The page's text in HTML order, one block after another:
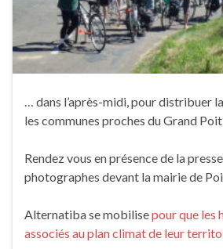
… dans l’après-midi, pour distribuer
les communes proches du Grand
Rendez vous en présence de la
photographes devant la mairie de
Alternatiba se mobilisepour que les
associés au plan climat de leur